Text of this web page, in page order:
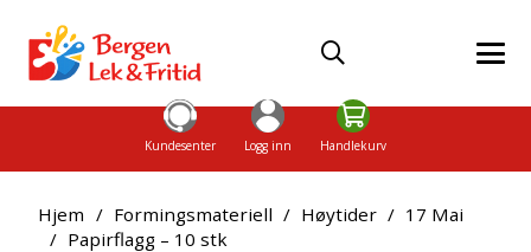
Kundesenter Logg inn Handlekurv
Hjem / Formingsmateriell / Høytider / 17 Mai
/ Papirflagg – 10 stk